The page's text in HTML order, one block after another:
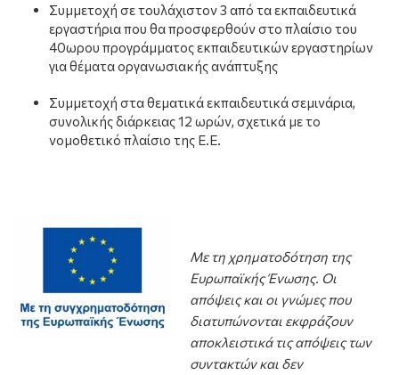
Συμμετοχή σε τουλάχιστον 3 από τα εκπαιδευτικά
εργαστήρια που θα προσφερθούν στο πλαίσιο του
40ωρου προγράμματος εκπαιδευτικών εργαστηρίων
για θέματα οργανωσιακής ανάπτυξης
Συμμετοχή στα θεματικά εκπαιδευτικά σεμινάρια,
συνολικής διάρκειας 12 ωρών, σχετικά με το
νομοθετικό πλαίσιο της Ε.Ε.
Με τη χρηματοδότηση της
Ευρωπαϊκής Ένωσης. Οι
απόψεις και οι γνώμες που
διατυπώνονται εκφράζουν
αποκλειστικά τις απόψεις των
συντακτών και δεν